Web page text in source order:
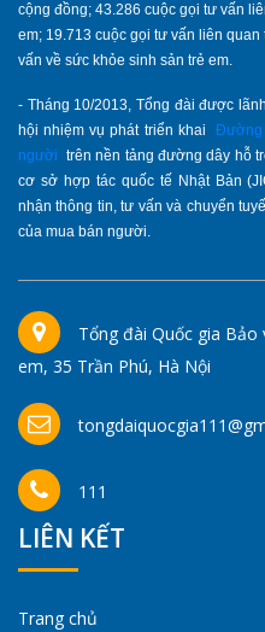
cộng đồng; 43.286 cuộc gọi tư vấn
em; 19.713 cuộc gọi tư vấn liên
vấn về sức khỏe sinh sản trẻ em.
- Tháng 10/2013, Tổng đài được
hội nhiệm vụ phát triển khai Đường
người trên nền tảng đường dây hỗ
cơ sở hợp tác quốc tế Nhật Bản
nhận thông tin, tư vấn và chuyển
của mua bán người.
Tổng đài Quốc gia
em, 35 Trần Phú, Hà Nội
111
LIÊN KẾT
Trang chủ